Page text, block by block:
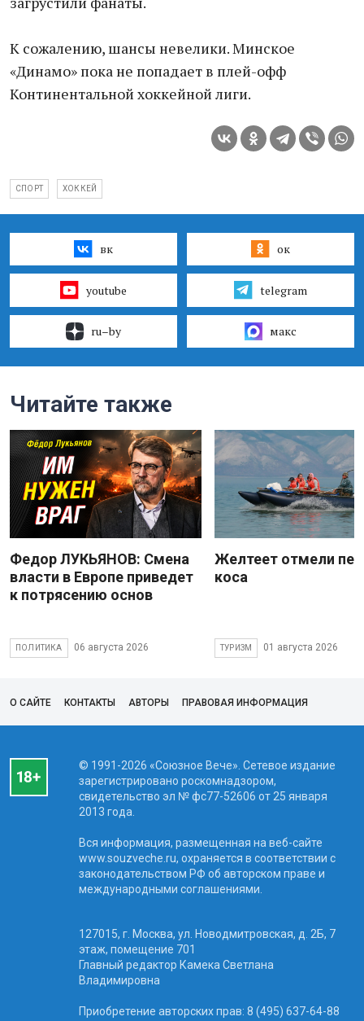
К сожалению, шансы невелики. Минское
«Динамо» пока не попадает в плей-офф
Континентальной хоккейной лиги.
СПОРТ ХОККЕЙ
вк ок
youtube telegram
ru–by макс
Читайте также
Федор ЛУКЬЯНОВ: Смена
власти в Европе приведет
к потрясению основ
ПОЛИТИКА 06 августа 2026
Желтеет отмели
коса
ТУРИЗМ 01 августа 2026
О САЙТЕ КОНТАКТЫ АВТОРЫ ПРАВОВАЯ ИНФОРМАЦИЯ
© 1991-2026 «Союзное Вече». Сетевое издание
зарегистрировано роскомнадзором,
свидетельство эл № фc77-52606 от 25 января
2013 года.
Вся информация, размещенная на веб-сайте
www.souzveche.ru, охраняется в соответствии с
законодательством РФ об авторском праве и
международными соглашениями.
127015, г. Москва, ул. Новодмитровская, д. 2Б, 7
этаж, помещение 701
Главный редактор Камека Светлана
Владимировна
Приобретение авторских прав: 8 (495) 637-64-88